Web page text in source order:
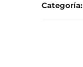
Categoría: